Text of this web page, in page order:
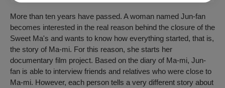
More than ten years have passed. A woman named Jun-fan
becomes interested in the real reason behind the closure of the
Sweet Ma's and wants to know how everything started, that is,
the story of Ma-mi. For this reason, she starts her
documentary film project. Based on the diary of Ma-mi, Jun-
fan is able to interview friends and relatives who were close to
Ma-mi. However, each person tells a very different story about